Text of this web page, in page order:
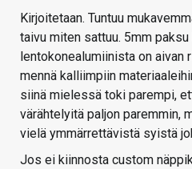
Kirjoitetaan. Tuntuu
taivu miten sattuu. 5mm
lentokonealumiinista on aivan
mennä kalliimpiin
siinä mielessä toki parempi,
värähtelyitä paljon paremmin,
vielä ymmärrettävistä syistä
Jos ei kiinnosta custom